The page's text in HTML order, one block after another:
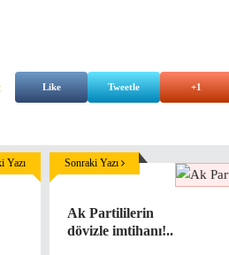
Like Tweetle +1
Yazı
Ak Partililerin
dövizle imtihanı!..
Sonraki Yazı